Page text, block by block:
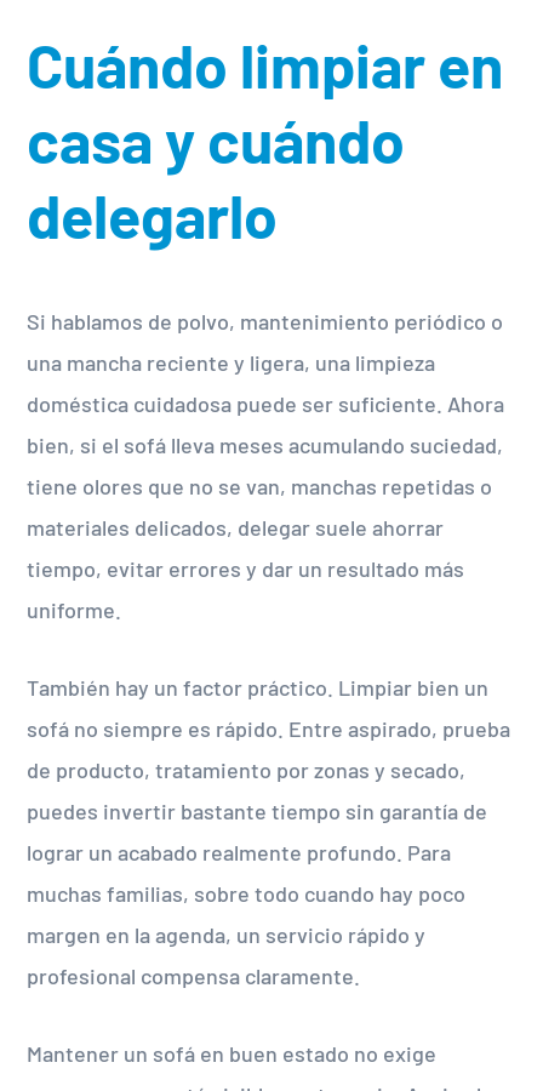
Cuándo limpiar en
casa y cuándo
delegarlo
Si hablamos de polvo, mantenimiento periódico o
una mancha reciente y ligera, una limpieza
doméstica cuidadosa puede ser suficiente. Ahora
bien, si el sofá lleva meses acumulando suciedad,
tiene olores que no se van, manchas repetidas o
materiales delicados, delegar suele ahorrar
tiempo, evitar errores y dar un resultado más
uniforme.
También hay un factor práctico. Limpiar bien un
sofá no siempre es rápido. Entre aspirado, prueba
de producto, tratamiento por zonas y secado,
puedes invertir bastante tiempo sin garantía de
lograr un acabado realmente profundo. Para
muchas familias, sobre todo cuando hay poco
margen en la agenda, un servicio rápido y
profesional compensa claramente.
Mantener un sofá en buen estado no exige